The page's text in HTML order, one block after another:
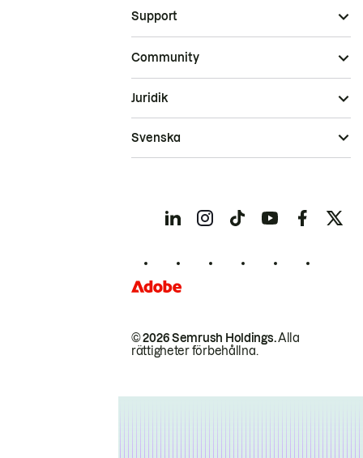
Support
Community
© 2026 Semrush Holdings.Alla
rättigheter förbehållna.
Juridik
Svenska